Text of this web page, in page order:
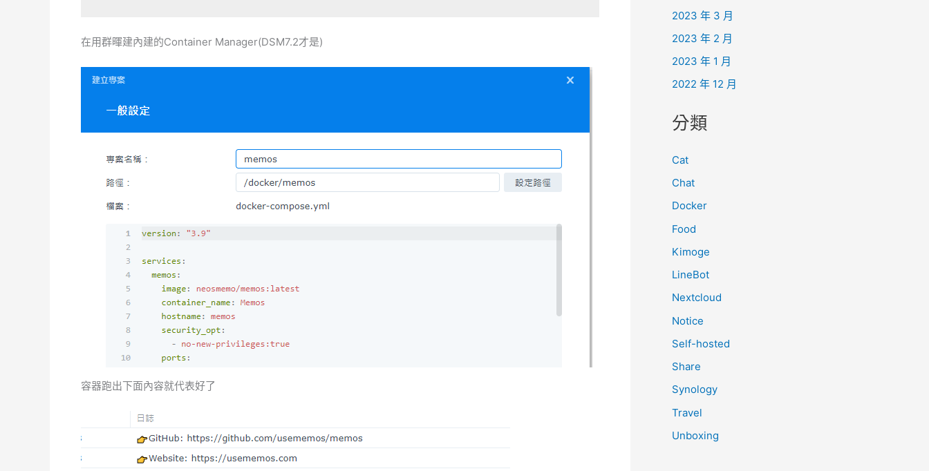
在用群暉建內建的Container Manager(DSM7.2才是)
容器跑出下面內容就代表好了
2023 年 3 月
2023 年 2 月
2023 年 1 月
2022 年 12 月
分類
Cat
Chat
Docker
Food
Kimoge
LineBot
Nextcloud
Notice
Self-hosted
Share
Synology
Travel
Unboxing